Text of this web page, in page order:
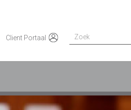
Zoek
Client Portaal